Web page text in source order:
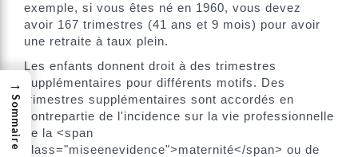
exemple, si vous êtes né en 1960, vous devez
avoir 167 trimestres (41 ans et 9 mois) pour avoir
une retraite à taux plein.
Les enfants donnent droit à des trimestres
supplémentaires pour différents motifs. Des
trimestres supplémentaires sont accordés en
contrepartie de l'incidence sur la vie professionnelle
de la <span
class="miseenevidence">maternité</span> ou de
→
Sommaire